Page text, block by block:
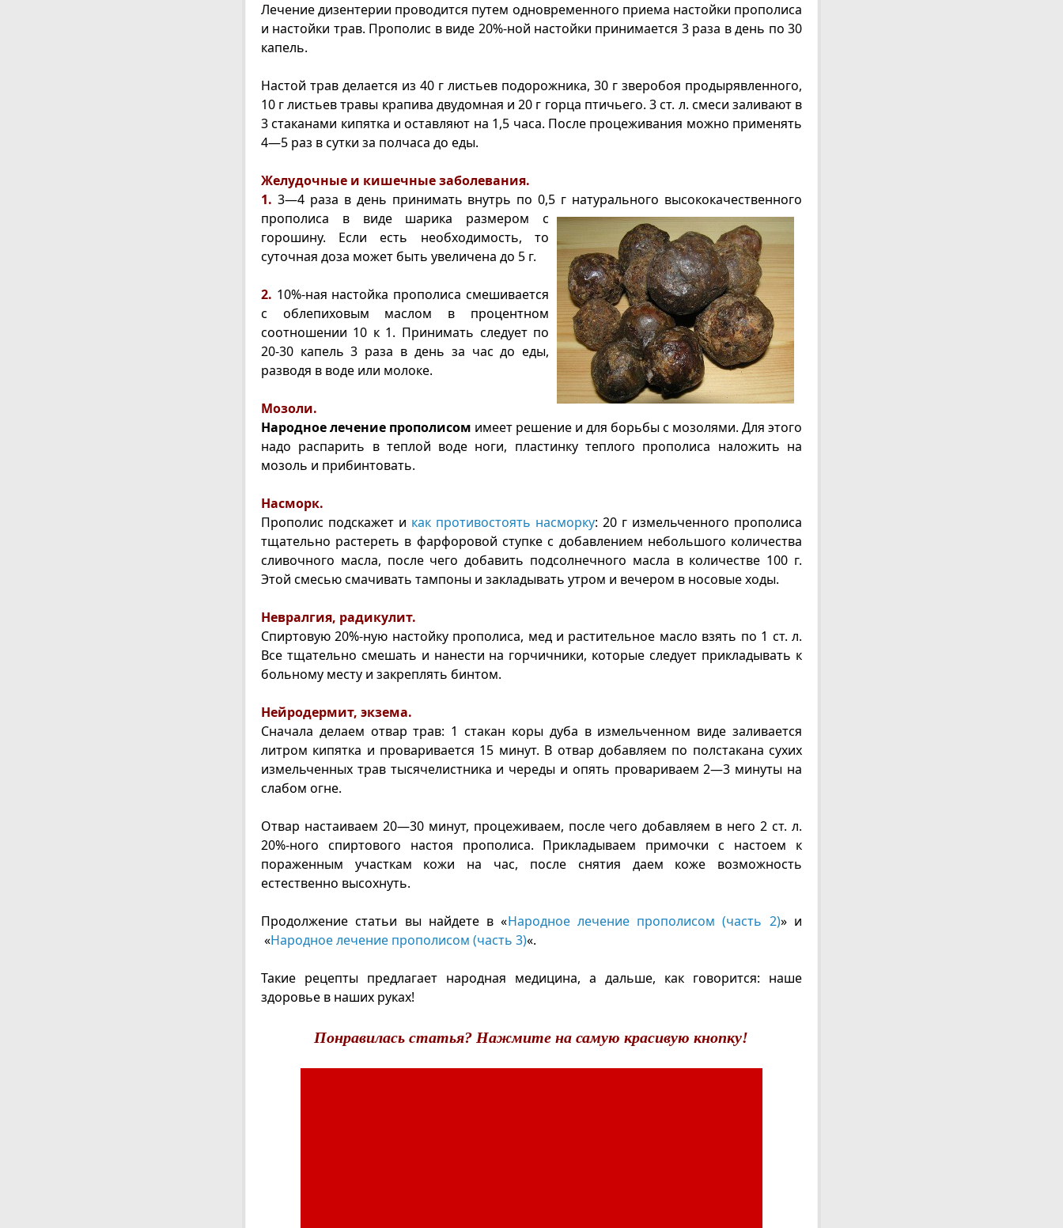
Лечение дизентерии проводится путем одновременного приема настойки прополиса
и настойки трав. Прополис в виде 20%-ной настойки принимается 3 раза в день по 30
капель.
Настой трав делается из 40 г листьев подорожника, 30 г зверобоя продырявленного,
10 г листьев травы крапива двудомная и 20 г горца птичьего. 3 ст. л. смеси заливают в
3 стаканами кипятка и оставляют на 1,5 часа. После процеживания можно применять
4—5 раз в сутки за полчаса до еды.
Желудочные и кишечные заболевания.
1. 3—4 раза в день принимать внутрь по 0,5 г натурального высококачественного
прополиса в виде шарика размером с
горошину. Если есть необходимость, то
суточная доза может быть увеличена до 5 г.
2. 10%-ная настойка прополиса смешивается
с облепиховым маслом в процентном
соотношении 10 к 1. Принимать следует по
20-30 капель 3 раза в день за час до еды,
разводя в воде или молоке.
Мозоли.
Народное лечение прополисом имеет решение и для борьбы с мозолями. Для этого
надо распарить в теплой воде ноги, пластинку теплого прополиса наложить на
мозоль и прибинтовать.
Насморк.
Прополис подскажет и как противостоять насморку: 20 г измельченного прополиса
тщательно растереть в фарфоровой ступке с добавлением небольшого количества
сливочного масла, после чего добавить подсолнечного масла в количестве 100 г.
Этой смесью смачивать тампоны и закладывать утром и вечером в носовые ходы.
Невралгия, радикулит.
Спиртовую 20%-ную настойку прополиса, мед и растительное масло взять по 1 ст. л.
Все тщательно смешать и нанести на горчичники, которые следует прикладывать к
больному месту и закреплять бинтом.
Нейродермит, экзема.
Сначала делаем отвар трав: 1 стакан коры дуба в измельченном виде заливается
литром кипятка и проваривается 15 минут. В отвар добавляем по полстакана сухих
измельченных трав тысячелистника и череды и опять провариваем 2—3 минуты на
слабом огне.
Отвар настаиваем 20—30 минут, процеживаем, после чего добавляем в него 2 ст. л.
20%-ного спиртового настоя прополиса. Прикладываем примочки с настоем к
пораженным участкам кожи на час, после снятия даем коже возможность
естественно высохнуть.
Продолжение статьи вы найдете в «Народное лечение прополисом (часть 2)» и
«Народное лечение прополисом (часть 3)«.
Такие рецепты предлагает народная медицина, а дальше, как говорится: наше
здоровье в наших руках!
Понравилась статья? Нажмите на самую красивую кнопку!